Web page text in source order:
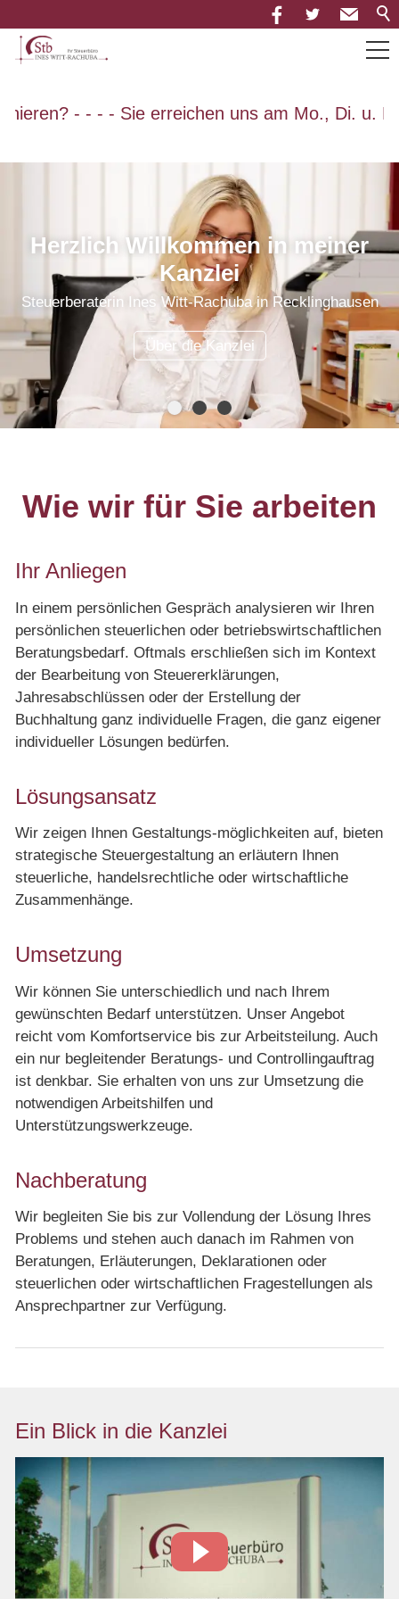
Über uns
Leistungen
Mandantenportal
Downloads
Online Rechner
Karriere
Kontakt
- - - - Sie erreichen uns am Mo., Di. u.
Herzlich Willkommen in meiner
Kanzlei
Steuerberaterin Ines Witt-Rachuba in Recklinghausen
Über die Kanzlei
Wie wir für Sie arbeiten
Ihr Anliegen
In einem persönlichen Gespräch analysieren wir Ihren
persönlichen steuerlichen oder betriebswirtschaftlichen
Beratungsbedarf. Oftmals erschließen sich im Kontext
der Bearbeitung von Steuererklärungen,
Jahresabschlüssen oder der Erstellung der
Buchhaltung ganz individuelle Fragen, die ganz eigener
individueller Lösungen bedürfen.
Lösungsansatz
Wir zeigen Ihnen Gestaltungs-möglichkeiten auf, bieten
strategische Steuergestaltung an erläutern Ihnen
steuerliche, handelsrechtliche oder wirtschaftliche
Zusammenhänge.
Umsetzung
Wir können Sie unterschiedlich und nach Ihrem
gewünschten Bedarf unterstützen. Unser Angebot
reicht vom Komfortservice bis zur Arbeitsteilung. Auch
ein nur begleitender Beratungs- und Controllingauftrag
ist denkbar. Sie erhalten von uns zur Umsetzung die
notwendigen Arbeitshilfen und
Unterstützungswerkzeuge.
Nachberatung
Wir begleiten Sie bis zur Vollendung der Lösung Ihres
Problems und stehen auch danach im Rahmen von
Beratungen, Erläuterungen, Deklarationen oder
steuerlichen oder wirtschaftlichen Fragestellungen als
Ansprechpartner zur Verfügung.
Ein Blick in die Kanzlei